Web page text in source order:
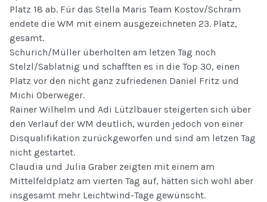
Platz 18 ab. Für das Stella Maris Team Kostov/Schram
endete die WM mit einem ausgezeichneten 23. Platz,
gesamt.
Schurich/Müller überholten am letzen Tag noch
Stelzl/Sablatnig und schafften es in die Top 30, einen
Platz vor den nicht ganz zufriedenen Daniel Fritz und
Michi Oberweger.
Rainer Wilhelm und Adi Lützlbauer steigerten sich über
den Verlauf der WM deutlich, wurden jedoch von einer
Disqualifikation zurückgeworfen und sind am letzen Tag
nicht gestartet.
Claudia und Julia Graber zeigten mit einem am
Mittelfeldplatz am vierten Tag auf, hätten sich wohl aber
insgesamt mehr Leichtwind-Tage gewünscht.